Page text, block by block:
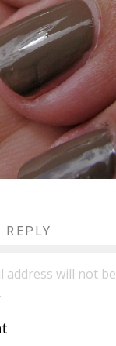
REPLY
address will not be